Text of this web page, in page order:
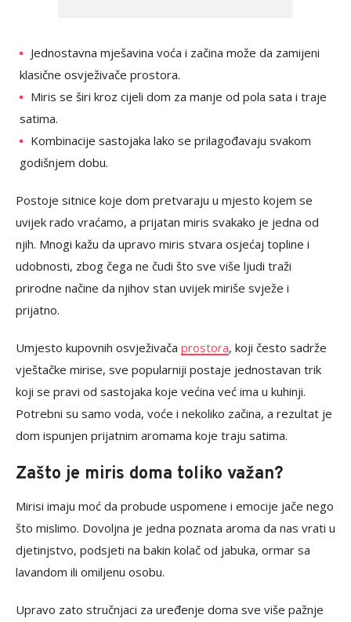
Jednostavna mješavina voća i začina može da zamijeni
klasične osvježivače prostora.
Miris se širi kroz cijeli dom za manje od pola sata i traje
satima.
Kombinacije sastojaka lako se prilagođavaju svakom
godišnjem dobu.
Postoje sitnice koje dom pretvaraju u mjesto kojem se
uvijek rado vraćamo, a prijatan miris svakako je jedna od
njih. Mnogi kažu da upravo miris stvara osjećaj topline i
udobnosti, zbog čega ne čudi što sve više ljudi traži
prirodne načine da njihov stan uvijek miriše svježe i
prijatno.
Umjesto kupovnih osvježivača prostora, koji često sadrže
vještačke mirise, sve popularniji postaje jednostavan trik
koji se pravi od sastojaka koje većina već ima u kuhinji.
Potrebni su samo voda, voće i nekoliko začina, a rezultat je
dom ispunjen prijatnim aromama koje traju satima.
Zašto je miris doma toliko važan?
Mirisi imaju moć da probude uspomene i emocije jače nego
što mislimo. Dovoljna je jedna poznata aroma da nas vrati u
djetinjstvo, podsjeti na bakin kolač od jabuka, ormar sa
lavandom ili omiljenu osobu.
Upravo zato stručnjaci za uređenje doma sve više pažnje